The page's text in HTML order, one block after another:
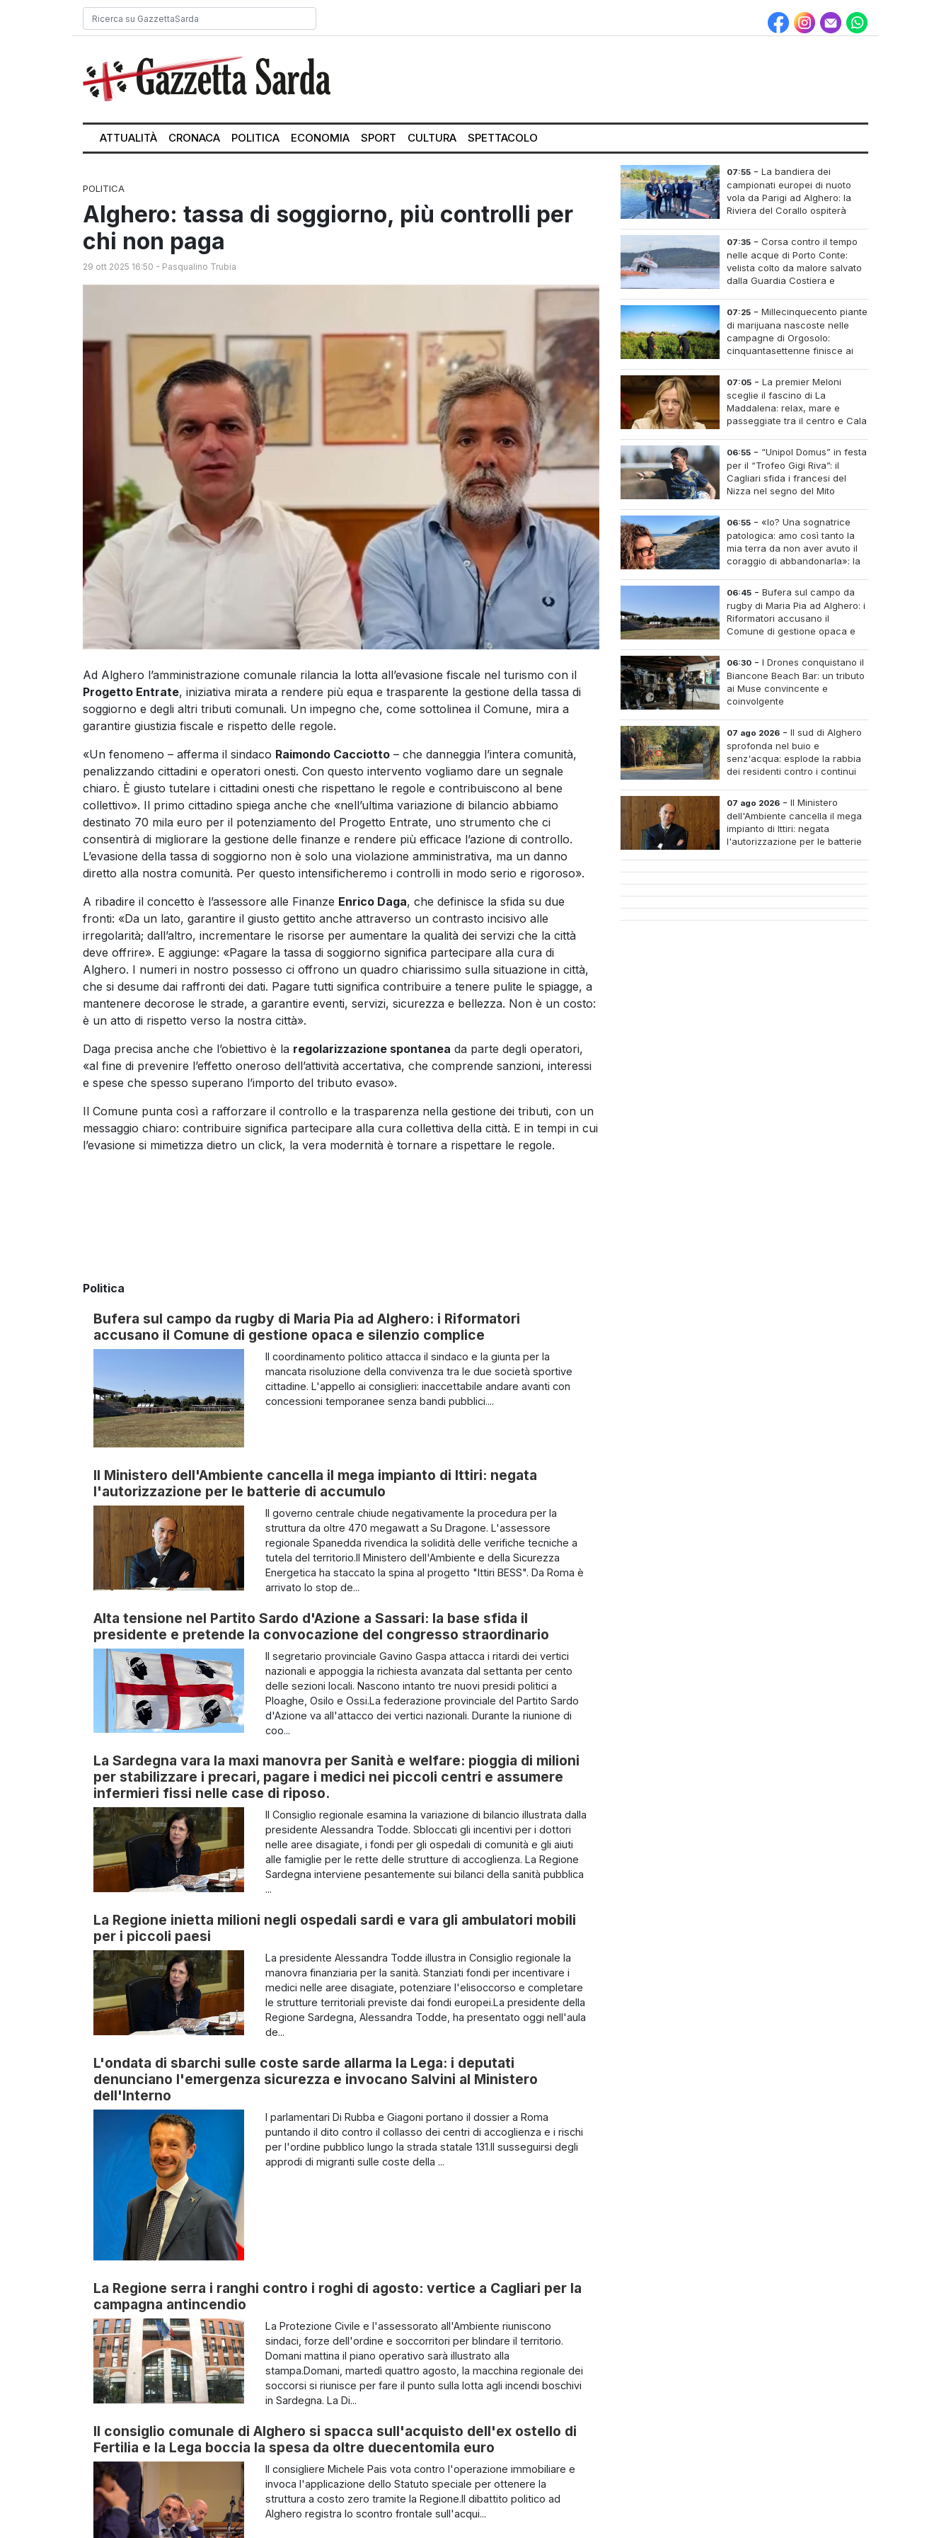
ATTUALITÀ CRONACA POLITICA ECONOMIA SPORT CULTURA SPETTACOLO
POLITICA
Alghero: tassa di soggiorno, più controlli per
chi non paga
29 ott 2025 16:50 - Pasqualino Trubia
Ad Alghero l’amministrazione comunale rilancia la lotta all’evasione fiscale nel turismo con il
Progetto Entrate, iniziativa mirata a rendere più equa e trasparente la gestione della tassa di
soggiorno e degli altri tributi comunali. Un impegno che, come sottolinea il Comune, mira a
garantire giustizia fiscale e rispetto delle regole.
«Un fenomeno – afferma il sindaco Raimondo Cacciotto – che danneggia l’intera comunità,
penalizzando cittadini e operatori onesti. Con questo intervento vogliamo dare un segnale
chiaro. È giusto tutelare i cittadini onesti che rispettano le regole e contribuiscono al bene
collettivo». Il primo cittadino spiega anche che «nell’ultima variazione di bilancio abbiamo
destinato 70 mila euro per il potenziamento del Progetto Entrate, uno strumento che ci
consentirà di migliorare la gestione delle finanze e rendere più efficace l’azione di controllo.
L’evasione della tassa di soggiorno non è solo una violazione amministrativa, ma un danno
diretto alla nostra comunità. Per questo intensificheremo i controlli in modo serio e rigoroso».
A ribadire il concetto è l’assessore alle Finanze Enrico Daga, che definisce la sfida su due
fronti: «Da un lato, garantire il giusto gettito anche attraverso un contrasto incisivo alle
irregolarità; dall’altro, incrementare le risorse per aumentare la qualità dei servizi che la città
deve offrire». E aggiunge: «Pagare la tassa di soggiorno significa partecipare alla cura di
Alghero. I numeri in nostro possesso ci offrono un quadro chiarissimo sulla situazione in città,
che si desume dai raffronti dei dati. Pagare tutti significa contribuire a tenere pulite le spiagge, a
mantenere decorose le strade, a garantire eventi, servizi, sicurezza e bellezza. Non è un costo:
è un atto di rispetto verso la nostra città».
Daga precisa anche che l’obiettivo è la regolarizzazione spontanea da parte degli operatori,
«al fine di prevenire l’effetto oneroso dell’attività accertativa, che comprende sanzioni, interessi
e spese che spesso superano l’importo del tributo evaso».
Il Comune punta così a rafforzare il controllo e la trasparenza nella gestione dei tributi, con un
messaggio chiaro: contribuire significa partecipare alla cura collettiva della città. E in tempi in cui
l’evasione si mimetizza dietro un click, la vera modernità è tornare a rispettare le regole.
Politica
Bufera sul campo da rugby di Maria Pia ad Alghero: i Riformatori
accusano il Comune di gestione opaca e silenzio complice
Il coordinamento politico attacca il sindaco e la giunta per la
mancata risoluzione della convivenza tra le due società sportive
cittadine. L'appello ai consiglieri: inaccettabile andare avanti con
concessioni temporanee senza bandi pubblici....
Il Ministero dell'Ambiente cancella il mega impianto di Ittiri: negata
l'autorizzazione per le batterie di accumulo
Il governo centrale chiude negativamente la procedura per la
struttura da oltre 470 megawatt a Su Dragone. L'assessore
regionale Spanedda rivendica la solidità delle verifiche tecniche a
tutela del territorio.Il Ministero dell'Ambiente e della Sicurezza
Energetica ha staccato la spina al progetto "Ittiri BESS". Da Roma è
arrivato lo stop de...
Alta tensione nel Partito Sardo d'Azione a Sassari: la base sfida il
presidente e pretende la convocazione del congresso straordinario
Il segretario provinciale Gavino Gaspa attacca i ritardi dei vertici
nazionali e appoggia la richiesta avanzata dal settanta per cento
delle sezioni locali. Nascono intanto tre nuovi presidi politici a
Ploaghe, Osilo e Ossi.La federazione provinciale del Partito Sardo
d'Azione va all'attacco dei vertici nazionali. Durante la riunione di
coo...
La Sardegna vara la maxi manovra per Sanità e welfare: pioggia di milioni
per stabilizzare i precari, pagare i medici nei piccoli centri e assumere
infermieri fissi nelle case di riposo.
Il Consiglio regionale esamina la variazione di bilancio illustrata dalla
presidente Alessandra Todde. Sbloccati gli incentivi per i dottori
nelle aree disagiate, i fondi per gli ospedali di comunità e gli aiuti
alle famiglie per le rette delle strutture di accoglienza. La Regione
Sardegna interviene pesantemente sui bilanci della sanità pubblica
...
La Regione inietta milioni negli ospedali sardi e vara gli ambulatori mobili
per i piccoli paesi
La presidente Alessandra Todde illustra in Consiglio regionale la
manovra finanziaria per la sanità. Stanziati fondi per incentivare i
medici nelle aree disagiate, potenziare l'elisoccorso e completare
le strutture territoriali previste dai fondi europei.La presidente della
Regione Sardegna, Alessandra Todde, ha presentato oggi nell'aula
de...
L'ondata di sbarchi sulle coste sarde allarma la Lega: i deputati
denunciano l'emergenza sicurezza e invocano Salvini al Ministero
dell'Interno
I parlamentari Di Rubba e Giagoni portano il dossier a Roma
puntando il dito contro il collasso dei centri di accoglienza e i rischi
per l'ordine pubblico lungo la strada statale 131.Il susseguirsi degli
approdi di migranti sulle coste della ...
La Regione serra i ranghi contro i roghi di agosto: vertice a Cagliari per la
campagna antincendio
La Protezione Civile e l'assessorato all'Ambiente riuniscono
sindaci, forze dell'ordine e soccorritori per blindare il territorio.
Domani mattina il piano operativo sarà illustrato alla
stampa.Domani, martedì quattro agosto, la macchina regionale dei
soccorsi si riunisce per fare il punto sulla lotta agli incendi boschivi
in Sardegna. La Di...
Il consiglio comunale di Alghero si spacca sull'acquisto dell'ex ostello di
Fertilia e la Lega boccia la spesa da oltre duecentomila euro
Il consigliere Michele Pais vota contro l'operazione immobiliare e
invoca l'applicazione dello Statuto speciale per ottenere la
struttura a costo zero tramite la Regione.Il dibattito politico ad
Alghero registra lo scontro frontale sull'acqui...
07:55 - La bandiera dei
campionati europei di nuoto
vola da Parigi ad Alghero: la
Riviera del Corallo ospiterà
07:35 - Corsa contro il tempo
nelle acque di Porto Conte:
velista colto da malore salvato
dalla Guardia Costiera e
07:25 - Millecinquecento piante
di marijuana nascoste nelle
campagne di Orgosolo:
cinquantasettenne finisce ai
07:05 - La premier Meloni
sceglie il fascino di La
Maddalena: relax, mare e
passeggiate tra il centro e Cala
06:55 - “Unipol Domus” in festa
per il “Trofeo Gigi Riva”: il
Cagliari sfida i francesi del
Nizza nel segno del Mito
06:55 - «Io? Una sognatrice
patologica: amo così tanto la
mia terra da non aver avuto il
coraggio di abbandonarla»: la
06:45 - Bufera sul campo da
rugby di Maria Pia ad Alghero: i
Riformatori accusano il
Comune di gestione opaca e
06:30 - I Drones conquistano il
Biancone Beach Bar: un tributo
ai Muse convincente e
coinvolgente
07 ago 2026 - Il sud di Alghero
sprofonda nel buio e
senz'acqua: esplode la rabbia
dei residenti contro i continui
07 ago 2026 - Il Ministero
dell'Ambiente cancella il mega
impianto di Ittiri: negata
l'autorizzazione per le batterie